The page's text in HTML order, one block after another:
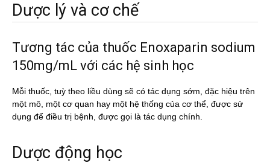
Dược lý và cơ chế
Tương tác của thuốc Enoxaparin sodium
150mg/mL với các hệ sinh học
Mỗi thuốc, tuỳ theo liều dùng sẽ có tác dụng sớm, đặc hiệu trên
một mô, một cơ quan hay một hệ thống của cơ thể, được sử
dụng để điều trị bệnh, được gọi là tác dụng chính.
Dược động học